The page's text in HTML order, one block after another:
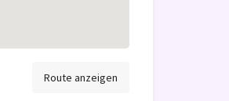
Route anzeigen